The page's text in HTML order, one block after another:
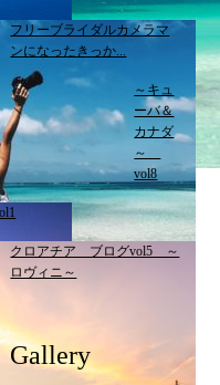
フリーブライダルカメラマ
ンになったきっか...
～キュ
ーバ＆
カナダ
～
vol8
クロアチア ブログvol5 ～
ロヴィニ～
Gallery